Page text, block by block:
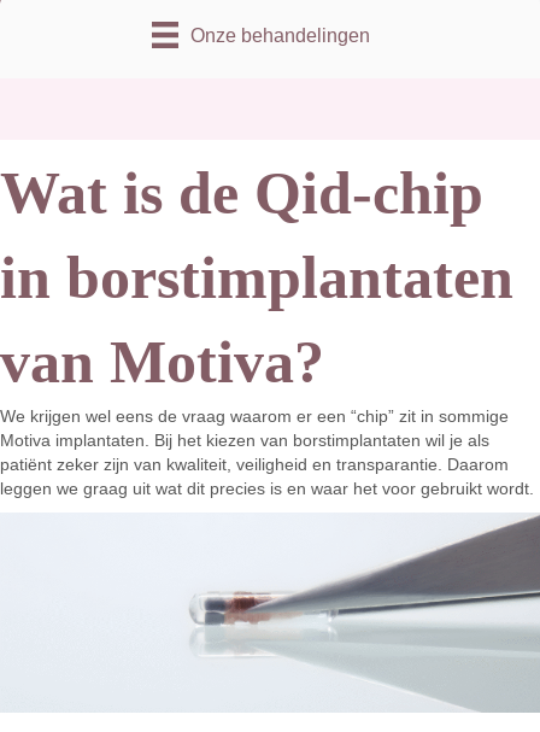
Onze behandelingen
Wat is de Qid-chip
in borstimplantaten
van Motiva?
We krijgen wel eens de vraag waarom er een “chip” zit in sommige
Motiva implantaten. Bij het kiezen van borstimplantaten wil je als
patiënt zeker zijn van kwaliteit, veiligheid en transparantie. Daarom
leggen we graag uit wat dit precies is en waar het voor gebruikt wordt.